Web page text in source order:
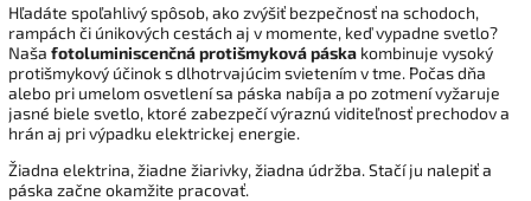
Hľadáte spoľahlivý spôsob, ako zvýšiť bezpečnosť na schodoch,
rampách či únikových cestách aj v momente, keď vypadne svetlo?
Naša fotoluminiscenčná protišmyková páska kombinuje vysoký
protišmykový účinok s dlhotrvajúcim svietením v tme. Počas dňa
alebo pri umelom osvetlení sa páska nabíja a po zotmení vyžaruje
jasné biele svetlo, ktoré zabezpečí výraznú viditeľnosť prechodov a
hrán aj pri výpadku elektrickej energie.
Žiadna elektrina, žiadne žiarivky, žiadna údržba. Stačí ju nalepiť a
páska začne okamžite pracovať.